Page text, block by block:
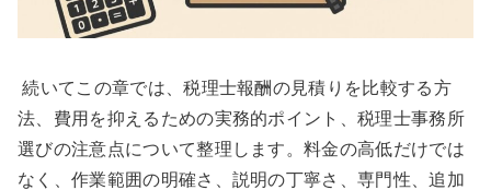
続いてこの章では、税理士報酬の見積りを比較する方
法、費用を抑えるための実務的ポイント、税理士事務所
選びの注意点について整理します。料金の高低だけでは
なく、作業範囲の明確さ、説明の丁寧さ、専門性、追加